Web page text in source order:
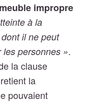
impropre
à la
il ne peut
personnes ».
la clause
la
pouvaient